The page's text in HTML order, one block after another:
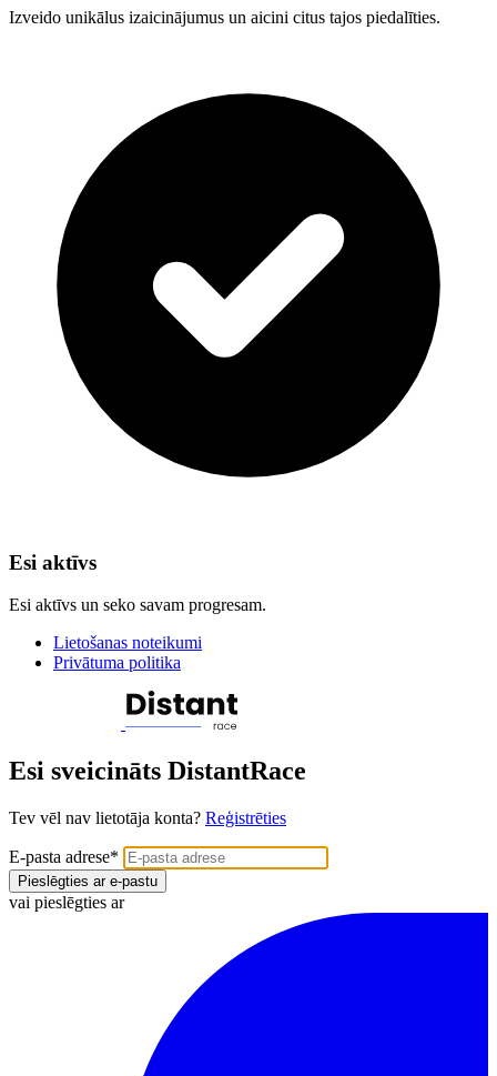
Izveido unikālus izaicinājumus un aicini citus tajos piedalīties.
Esi aktīvs
Esi aktīvs un seko savam progresam.
Lietošanas noteikumi
Privātuma politika
Esi sveicināts DistantRace
Tev vēl nav lietotāja konta? Reģistrēties
E-pasta adrese*
Pieslēgties ar e-pastu
vai pieslēgties ar